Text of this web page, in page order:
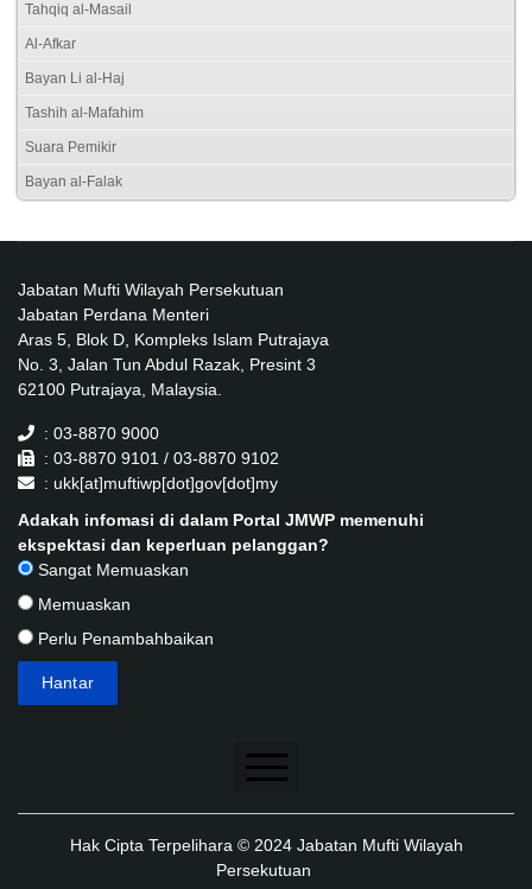
Tahqiq al-Masail
Al-Afkar
Bayan Li al-Haj
Tashih al-Mafahim
Suara Pemikir
Bayan al-Falak
Jabatan Mufti Wilayah Persekutuan
Jabatan Perdana Menteri
Aras 5, Blok D, Kompleks Islam Putrajaya
No. 3, Jalan Tun Abdul Razak, Presint 3
62100 Putrajaya, Malaysia.
: 03-8870 9000
: 03-8870 9101 / 03-8870 9102
: ukk[at]muftiwp[dot]gov[dot]my
Adakah infomasi di dalam Portal JMWP memenuhi
ekspektasi dan keperluan pelanggan?
Sangat Memuaskan
Memuaskan
Perlu Penambahbaikan
Penafian
Dasar Keselamatan
Hak Cipta Terpelihara © 2024 Jabatan Mufti Wilayah
Persekutuan